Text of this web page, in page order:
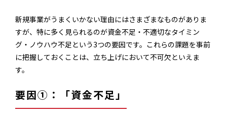
新規事業がうまくいかない理由にはさまざまなものがありま
すが、特に多く見られるのが資金不足・不適切なタイミン
グ・ノウハウ不足という3つの要因です。これらの課題を事前
に把握しておくことは、立ち上げにおいて不可欠といえま
す。
要因①：「資金不足」